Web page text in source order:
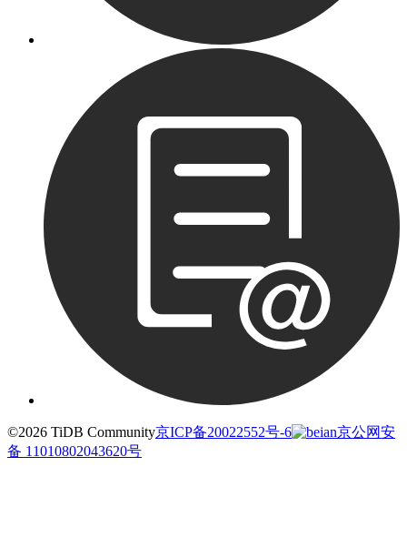
©2026 TiDB Community京ICP备20022552号-6
京公网安
备 11010802043620号